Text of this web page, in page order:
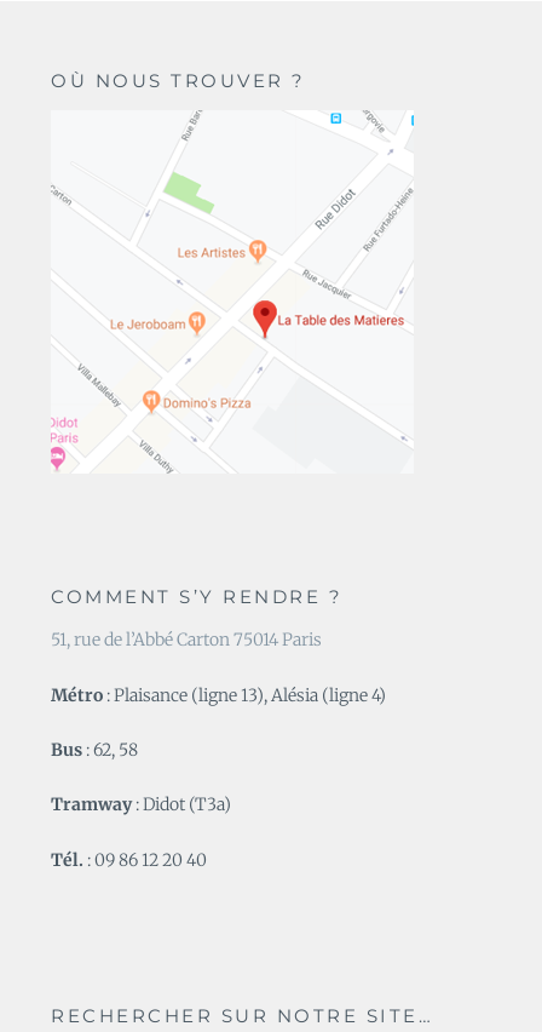
OÙ NOUS TROUVER ?
COMMENT S’Y RENDRE ?
51, rue de l’Abbé Carton 75014 Paris
Métro : Plaisance (ligne 13), Alésia (ligne 4)
Bus : 62, 58
Tramway: Didot (T3a)
Tél. : 09 86 12 20 40
RECHERCHER SUR NOTRE SITE…